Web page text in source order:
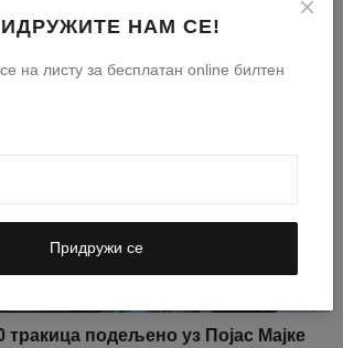
НАМ СЕ!
на листу за бесплатан online билтен
Придружи се
тракица подељено уз Појас Мајке